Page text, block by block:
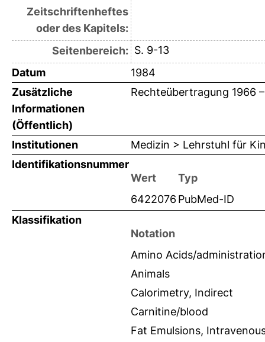
Zeitschriftenheftes
oder des Kapitels:
Seitenbereich: S. 9-13
Datum
1984
Zusätzliche
Informationen
(Öffentlich)
Rechteübertragung 1966
Institutionen
Medizin > Lehrstuhl für
Identifikationsnummer
Wert
Typ
6422076 PubMed-ID
Klassifikation
Notation
Amino Acids/
Animals
Calorimetry, Indirect
Carnitine/blood
Fat Emulsions,